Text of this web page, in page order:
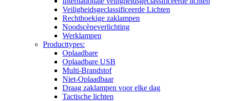
Veiligheidsgeclassificeerde Lichten
Rechthoekige zaklampen
Noodscèneverlichting
Werklampen
Producttypes:
Oplaadbare
Oplaadbare USB
Multi-Brandstof
Niet-Oplaadbaar
Draag zaklampen voor elke dag
Tactische lichten